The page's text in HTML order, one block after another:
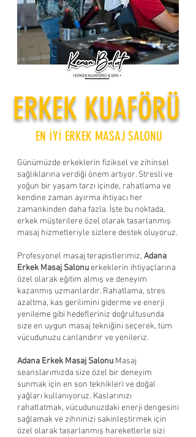
ERKEK KUAFÖRÜ
EN İYİ ERKEK MASAJ SALONU
Günümüzde erkeklerin fiziksel ve zihinsel
sağlıklarına verdiği önem artıyor. Stresli ve
yoğun bir yaşam tarzı içinde, rahatlama ve
kendine zaman ayırma ihtiyacı her
zamankinden daha fazla. İşte bu noktada,
erkek müşterilere özel olarak tasarlanmış
masaj hizmetleriyle sizlere destek oluyoruz.
Profesyonel masaj terapistlerimiz, Adana
Erkek Masaj Salonuerkeklerin ihtiyaçlarına
özel olarak eğitim almış ve deneyim
kazanmış uzmanlardır. Rahatlama, stres
azaltma, kas gerilimini giderme ve enerji
yenileme gibi hedefleriniz doğrultusunda
size en uygun masaj tekniğini seçerek, tüm
vücudunuzu canlandırır ve yenileriz.
Adana Erkek Masaj Salonu Masaj
seanslarımızda size özel bir deneyim
sunmak için en son teknikleri ve doğal
yağları kullanıyoruz. Kaslarınızı
rahatlatmak, vücudunuzdaki enerji dengesini
sağlamak ve zihninizi sakinleştirmek için
özel olarak tasarlanmış hareketlerle sizi